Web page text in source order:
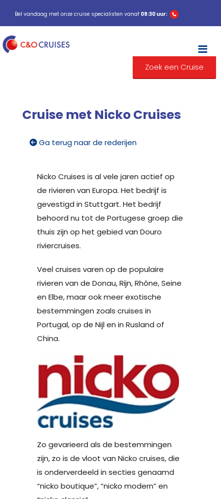
Bel vandaag met onze cruise specialisten vanaf 09:30 uur:
Zoek een Cruise
Cruise met Nicko Cruises
Ga terug naar de rederijen
Nicko Cruises is al vele jaren actief op
de rivieren van Europa. Het bedrijf is
gevestigd in Stuttgart. Het bedrijf
behoord nu tot de Portugese groep die
thuis zijn op het gebied van Douro
riviercruises.
Veel cruises varen op de populaire
rivieren van de Donau, Rijn, Rhône, Seine
en Elbe, maar ook meer exotische
bestemmingen zoals cruises in
Portugal, op de Nijl en in Rusland of
China.
Zo gevarieerd als de bestemmingen
zijn, zo is de vloot van Nicko cruises, die
is onderverdeeld in secties genaamd
“nicko boutique”, “nicko modern” en